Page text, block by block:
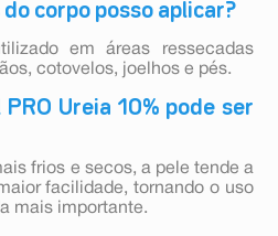
corpo posso aplicar?
em áreas ressecadas
cotovelos, joelhos e pés.
Ureia 10% pode ser
frios e secos, a pele tende a
facilidade, tornando o uso
mais importante.